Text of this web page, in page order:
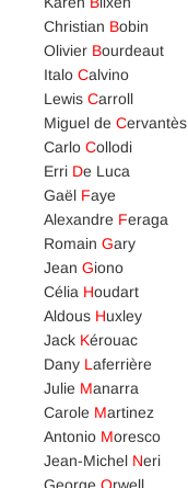
Christian Bobin
Olivier Bourdeaut
Italo Calvino
Lewis Carroll
Miguel de Cervantès
Carlo Collodi
Erri De Luca
Gaël Faye
Alexandre Feraga
Romain Gary
Jean Giono
Célia Houdart
Aldous Huxley
Jack Kérouac
Dany L aferrière
Julie Manarra
Carole Martinez
Antonio Moresco
Jean-Michel Neri